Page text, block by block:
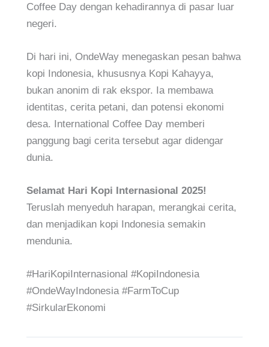
Coffee Day dengan kehadirannya di pasar luar
negeri.
Di hari ini, OndeWay menegaskan pesan bahwa
kopi Indonesia, khususnya Kopi Kahayya,
bukan anonim di rak ekspor. Ia membawa
identitas, cerita petani, dan potensi ekonomi
desa. International Coffee Day memberi
panggung bagi cerita tersebut agar didengar
dunia.
Selamat Hari Kopi Internasional 2025!
Teruslah menyeduh harapan, merangkai cerita,
dan menjadikan kopi Indonesia semakin
mendunia.
#HariKopiInternasional #KopiIndonesia
#OndeWayIndonesia #FarmToCup
#SirkularEkonomi